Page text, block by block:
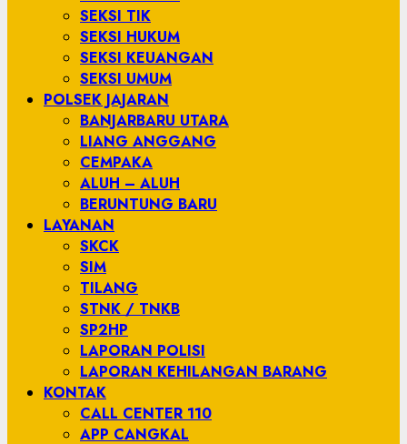
SEKSI TIK
SEKSI HUKUM
SEKSI KEUANGAN
SEKSI UMUM
POLSEK JAJARAN
BANJARBARU UTARA
LIANG ANGGANG
CEMPAKA
ALUH – ALUH
BERUNTUNG BARU
LAYANAN
SKCK
SIM
TILANG
STNK / TNKB
SP2HP
LAPORAN POLISI
LAPORAN KEHILANGAN BARANG
KONTAK
CALL CENTER 110
APP CANGKAL